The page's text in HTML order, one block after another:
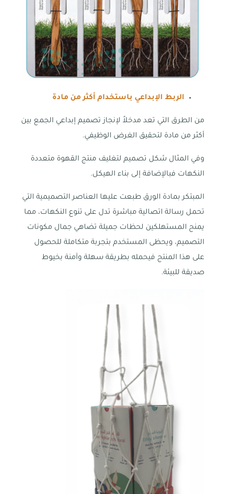
الربط الإبداعي باستخدام أكثر من مادة
من الطرق التي تعد مدخلاً لإنجاز تصميم إبداعي الجمع بين
أكثر من مادة لتحقيق الغرض الوظيفي.
وفي المثال شكل تصميم لتغليف منتج القهوة متعددة
النكهات فبالإضافة إلى بناء الهيكل.
المبتكر بمادة الورق طبعت عليها العناصر التصميمية التي
تحمل رسالة اتصالية مباشرة تدل على تنوع النكهات، مما
يمنح المستهلكين لحظات جميلة تضاهي جمال مكونات
التصميم، ويحظى المستخدم بتجربة متكاملة للحصول
على هذا المنتج فيحمله بطريقة سهلة وآمنة بخيوط
صديقة للبيئة.